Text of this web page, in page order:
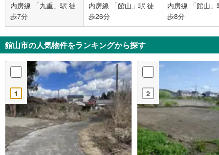
内房線 「九重」駅 徒
歩7分
内房線 「館山」駅 徒
歩26分
内房線 「館山
歩8分
館山市の人気物件をランキングから探す
1 2